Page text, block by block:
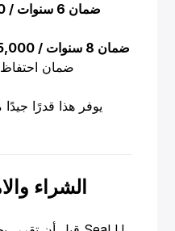
ضمان 6 سنوات / 93,750 ميل
ضمان 8 سنوات / 125,000 ميل
ضمان
يوفر هذا قدرًا
الشراء